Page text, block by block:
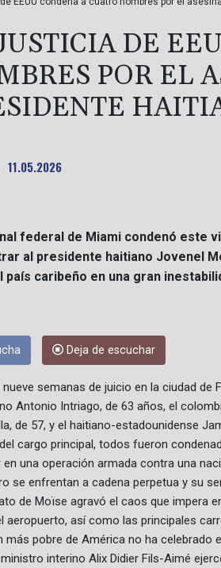
DE
POR EL
11.05.2026
federal de Miami condenó este
al presidente haitiano Jovenel
país caribeño en una gran
Deja de escuchar
semanas de juicio en la ciudad
Antonio Intriago, de 63 años, el
de 57, y el haitiano-estadounidense
cargo principal, todos fueron
en una operación armada contra una
se enfrentan a cadena perpetua y su
de Moïse agravó el caos que impera
aeropuerto, así como las principales
más pobre de América no ha celebrado
interino Alix Didier Fils-Aimé